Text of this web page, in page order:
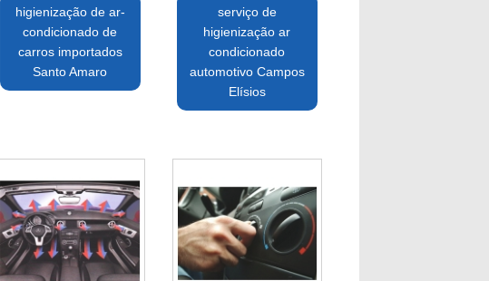
higienização de ar-
condicionado de
carros importados
Santo Amaro
serviço de
higienização ar
condicionado
automotivo Campos
Elísios